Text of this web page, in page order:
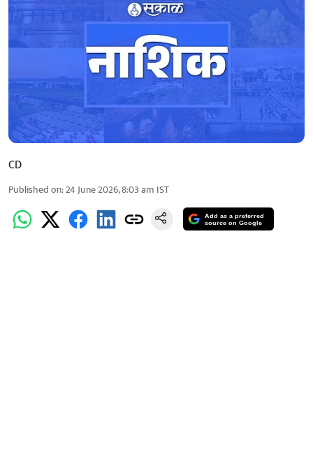
CD
Published on:24 June 2026, 8:03 am IST
Add as a preferred
source on Google